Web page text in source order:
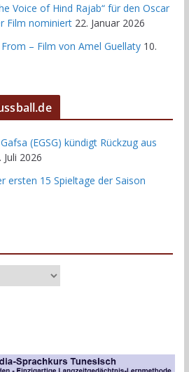
Voice of Hind Rajab“ für den Oscar
Film nominiert 22. Januar 2026
– Film von Amel Guellaty 10.
(EGSG) kündigt Rückzug aus
Juli 2026
ersten 15 Spieltage der Saison